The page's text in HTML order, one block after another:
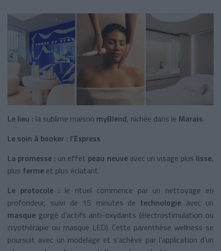
Le lieu : la sublime maison myBlend, nichée dans le Marais.
Le soin à booker : l’Express
La promesse : un effet peau neuveavec un visage plus lisse,
plus ferme et plus éclatant.
Le protocole : le rituel commence par un nettoyage en
profondeur, suivi de 15 minutes de technologie avec un
masque gorgé d’actifs anti-oxydants (électrostimulation ou
cryothérapie ou masque LED). Cette parenthèse wellness se
poursuit avec un modelage et s’achève par l’application d’un